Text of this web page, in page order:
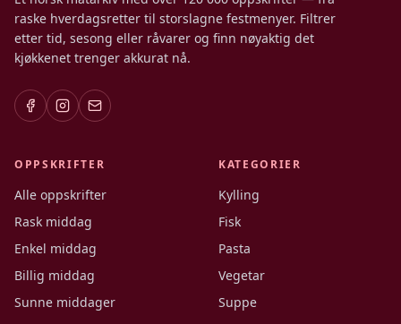
raske hverdagsretter til storslagne festmenyer. Filtrer
etter tid, sesong eller råvarer og finn nøyaktig det
kjøkkenet trenger akkurat nå.
OPPSKRIFTER
Alle oppskrifter
Rask middag
Enkel middag
Billig middag
Sunne middager
KATEGORIER
Kylling
Fisk
Pasta
Vegetar
Suppe